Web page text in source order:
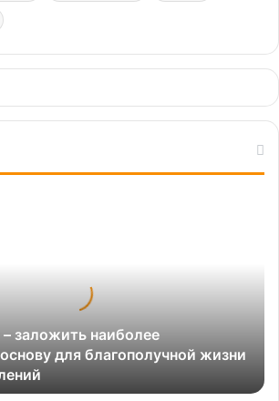
– заложить наиболее
для благополучной жизни